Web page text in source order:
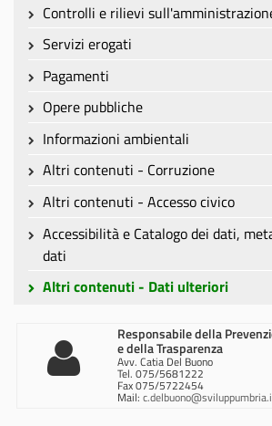
Controlli e rilievi
Servizi erogati
Pagamenti
Opere pubbliche
Informazioni ambientali
Altri contenuti - Corruzione
Altri contenuti - Accesso civico
Accessibilità e Catalogo dei dati,
dati
Altri contenuti - Dati ulteriori
Responsabile della
e della Trasparenza
Avv. Catia Del Buono
Tel. 075/5681222
Fax 075/5722454
Mail: